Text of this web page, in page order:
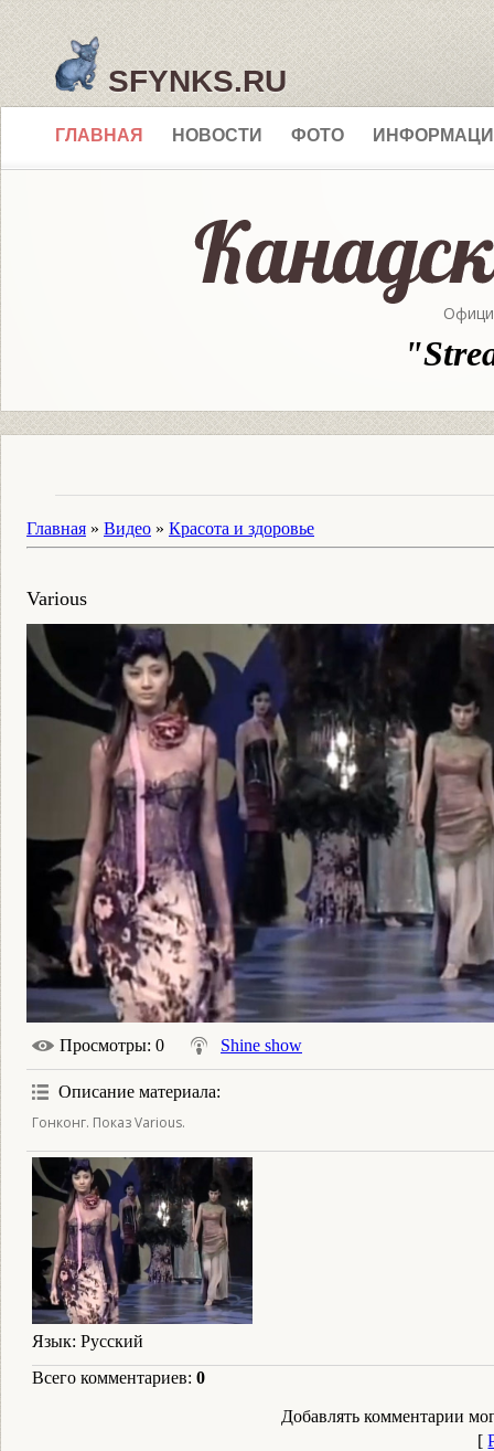
SFYNKS.RU
ГЛАВНАЯ НОВОСТИ ФОТО
Главная » Видео » Красота и здоровье
Various
Просмотры: 0 Shine show
Описание материала:
Гонконг. Показ Various.
Язык: Русский
Всего комментариев: 0
Добавлять комментарии
[